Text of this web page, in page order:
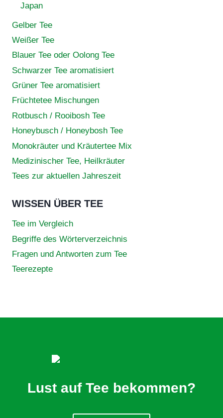
Japan
Gelber Tee
Weißer Tee
Blauer Tee oder Oolong Tee
Schwarzer Tee aromatisiert
Grüner Tee aromatisiert
Früchtetee Mischungen
Rotbusch / Rooibosh Tee
Honeybusch / Honeybosh Tee
Monokräuter und Kräutertee Mix
Medizinischer Tee, Heilkräuter
Tees zur aktuellen Jahreszeit
WISSEN ÜBER TEE
Tee im Vergleich
Begriffe des Wörterverzeichnis
Fragen und Antworten zum Tee
Teerezepte
Lust auf Tee bekommen?